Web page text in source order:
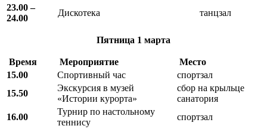
23.00 –
24.00
Дискотека танцзал
Пятница 1 марта
Время Мероприятие
Место
15.00
Спортивный час
спортзал
15.50
Экскурсия в музей
«Истории курорта»
сбор на крыльце
санатория
16.00
Турнир по настольному
теннису
спортзал